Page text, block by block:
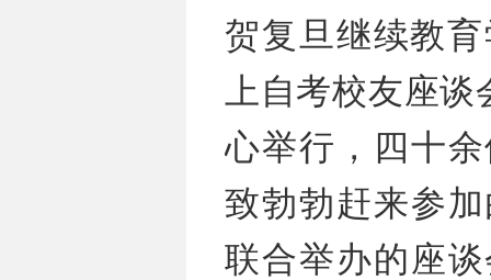
贺复旦继续教
上自考校友座
心举行，四十
致勃勃赶来参
联合举办的座